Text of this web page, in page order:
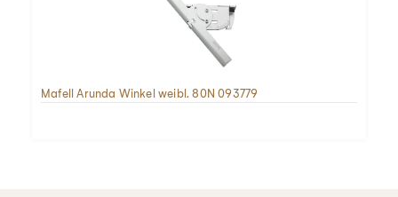
Mafell Arunda Winkel weibl. 80N 093779